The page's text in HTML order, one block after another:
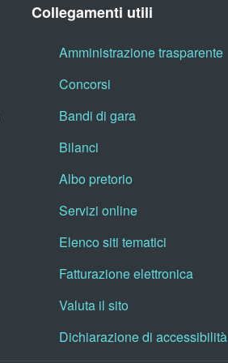
Collegamenti utili
Amministrazione trasparente
Concorsi
Bandi di gara
Bilanci
Albo pretorio
Servizi online
Elenco siti tematici
Fatturazione elettronica
Valuta il sito
Dichiarazione di accessibilità